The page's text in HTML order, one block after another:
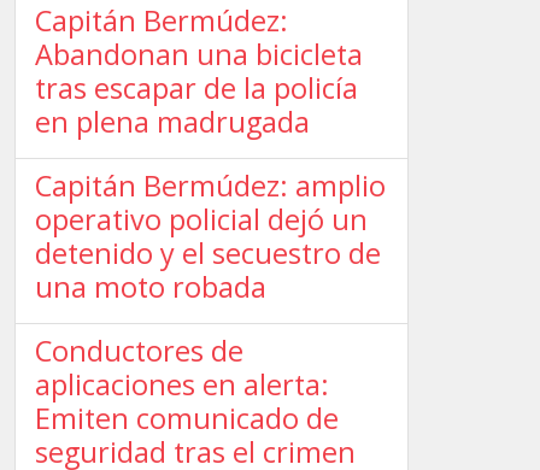
Capitán Bermúdez:
Abandonan una bicicleta
tras escapar de la policía
en plena madrugada
Capitán Bermúdez: amplio
operativo policial dejó un
detenido y el secuestro de
una moto robada
Conductores de
aplicaciones en alerta:
Emiten comunicado de
seguridad tras el crimen